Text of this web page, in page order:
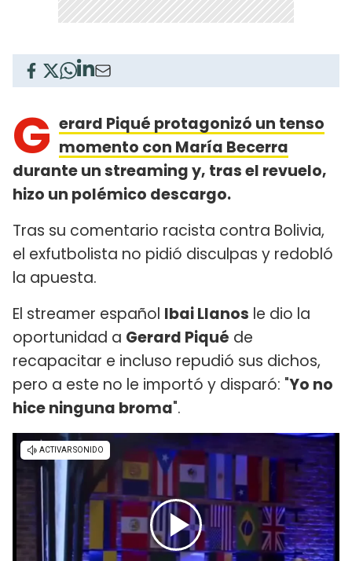
G erard Piqué protagonizó un tenso
momento con María Becerra
durante un streaming y, tras el revuelo,
hizo un polémico descargo.
Tras su comentario racista contra Bolivia,
el exfutbolista no pidió disculpas y redobló
la apuesta.
El streamer español Ibai Llanos le dio la
oportunidad a Gerard Piqué de
recapacitar e incluso repudió sus dichos,
pero a este no le importó y disparó: "Yo no
hice ninguna broma".